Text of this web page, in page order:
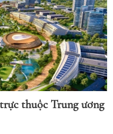
thuộc Trung ương